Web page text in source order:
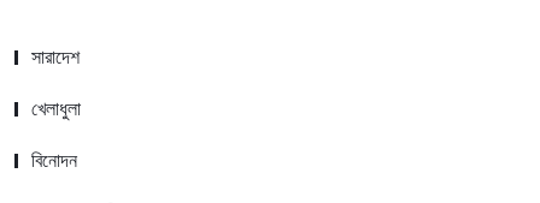
সারাদেশ
খেলাধুলা
বিনোদন